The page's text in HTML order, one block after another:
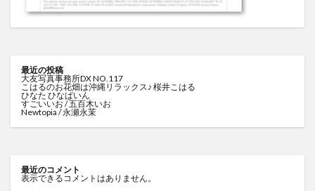
最近の投稿
大友写真事務所DX NO.117
こはるのお花畑は沖縄リラックス♪ 桜井こはる
ひなた ひなぱいん
すごいいお / 五百木いお
Newtopia / 永瀬永茉
最近のコメント
表示できるコメントはありません。